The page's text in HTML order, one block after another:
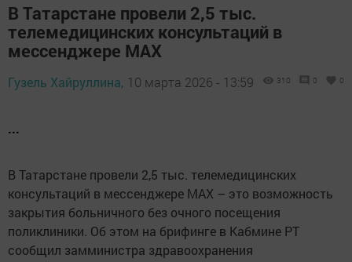
В Татарстане провели 2,5 тыс.
телемедицинских консультаций в
мессенджере MAX
Гузель Хайруллина, 10 марта 2026 - 13:59 310 0 0
...
В Татарстане провели 2,5 тыс. телемедицинских
консультаций в мессенджере MAX – это возможность
закрытия больничного без очного посещения
поликлиники. Об этом на брифинге в Кабмине РТ
сообщил замминистра здравоохранения